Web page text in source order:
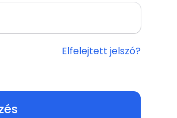
Elfelejtett jelszó?